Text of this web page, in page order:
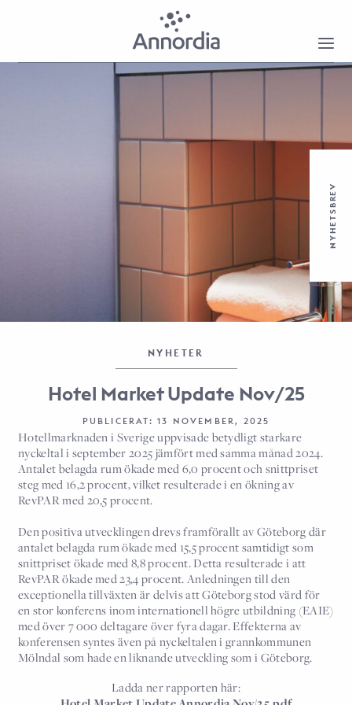
NYHETSBREV
NYHETER
Hotel Market Update Nov/25
PUBLICERAT: 13 NOVEMBER, 2025
Hotellmarknaden i Sverige uppvisade betydligt starkare
nyckeltal i september 2025 jämfört med samma månad 2024.
Antalet belagda rum ökade med 6,0 procent och snittpriset
steg med 16,2 procent, vilket resulterade i en ökning av
RevPAR med 20,5 procent.
Den positiva utvecklingen drevs framförallt av Göteborg där
antalet belagda rum ökade med 15,5 procent samtidigt som
snittpriset ökade med 8,8 procent. Detta resulterade i att
RevPAR ökade med 23,4 procent. Anledningen till den
exceptionella tillväxten är delvis att Göteborg stod värd för
en stor konferens inom internationell högre utbildning (EAIE)
med över 7 000 deltagare över fyra dagar. Effekterna av
konferensen syntes även på nyckeltalen i grannkommunen
Mölndal som hade en liknande utveckling som i Göteborg.
Ladda ner rapporten här: